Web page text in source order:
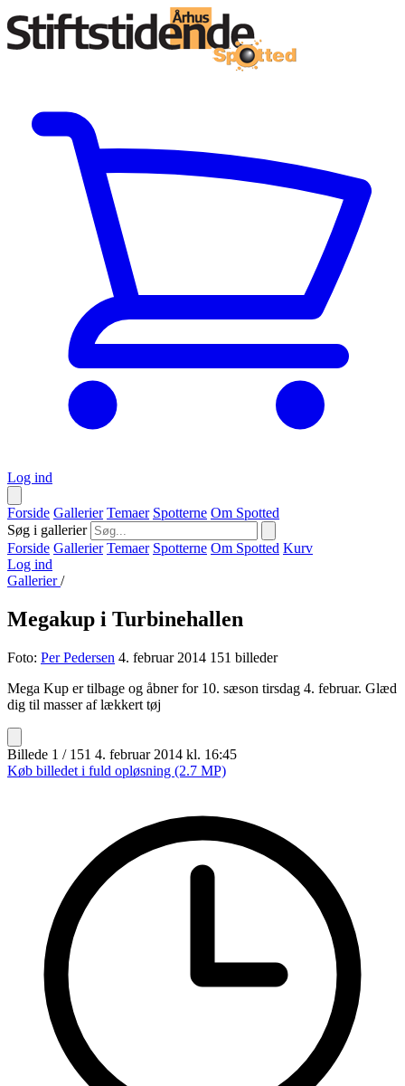
Log ind
Forside Gallerier Temaer Spotterne Om Spotted
Søg i gallerier
Forside Gallerier Temaer Spotterne Om Spotted Kurv
Log ind
Gallerier/
Megakup i Turbinehallen
Foto: Per Pedersen 4. februar 2014 151 billeder
Mega Kup er tilbage og åbner for 10. sæson tirsdag 4. februar. Glæd
dig til masser af lækkert tøj
Billede 1 / 151 4. februar 2014 kl. 16:45
Køb billedet i fuld opløsning (2.7 MP)